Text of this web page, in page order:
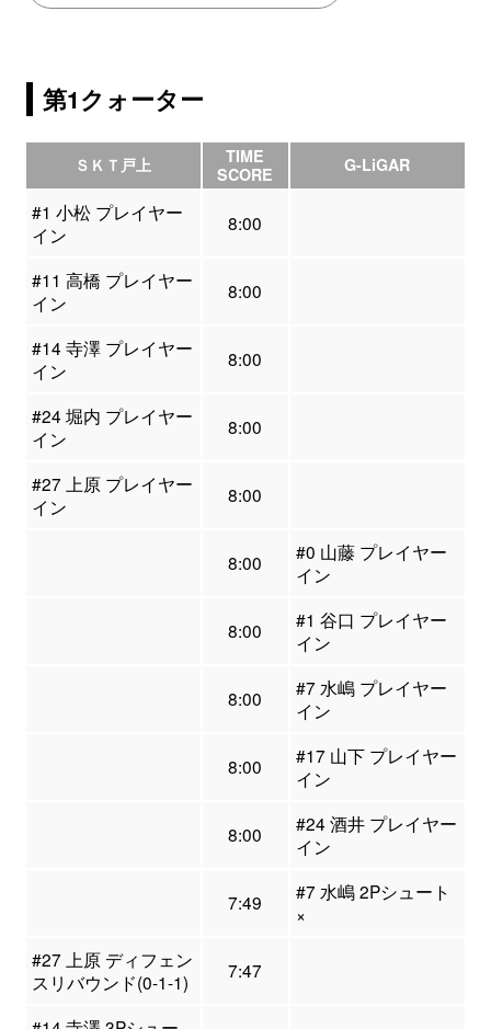
第1クォーター
ＳＫＴ戸上
TIME
SCORE
G-LiGAR
#1 小松 プレイヤー
イン
8:00
#11 高橋 プレイヤー
イン
8:00
#14 寺澤 プレイヤー
イン
8:00
#24 堀内 プレイヤー
イン
8:00
#27 上原 プレイヤー
イン
8:00
8:00
#0 山藤 プレイヤー
イン
8:00
#1 谷口 プレイヤー
イン
8:00
#7 水嶋 プレイヤー
イン
8:00
#17 山下 プレイヤー
イン
8:00
#24 酒井 プレイヤー
イン
7:49
#7 水嶋 2Pシュート
×
#27 上原 ディフェン
スリバウンド(0-1-1)
7:47